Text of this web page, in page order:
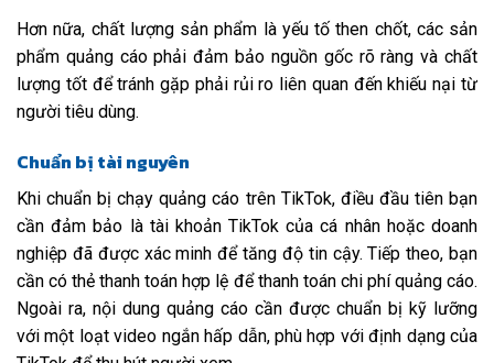
Hơn nữa, chất lượng sản phẩm là yếu tố then chốt, các sản
phẩm quảng cáo phải đảm bảo nguồn gốc rõ ràng và chất
lượng tốt để tránh gặp phải rủi ro liên quan đến khiếu nại từ
người tiêu dùng.
Chuẩn bị tài nguyên
Khi chuẩn bị chạy quảng cáo trên TikTok, điều đầu tiên bạn
cần đảm bảo là tài khoản TikTok của cá nhân hoặc doanh
nghiệp đã được xác minh để tăng độ tin cậy. Tiếp theo, bạn
cần có thẻ thanh toán hợp lệ để thanh toán chi phí quảng cáo.
Ngoài ra, nội dung quảng cáo cần được chuẩn bị kỹ lưỡng
với một loạt video ngắn hấp dẫn, phù hợp với định dạng của